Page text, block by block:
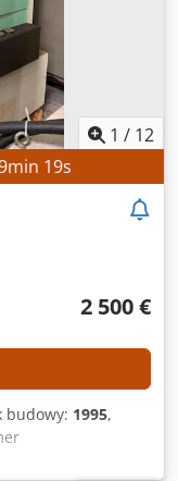
1 / 12
min 17s
2 500 €
budowy: 1995,
X: